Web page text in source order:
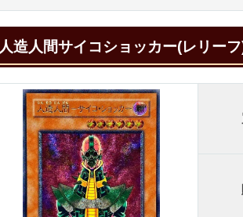
人造人間サイコショッカー(レリー